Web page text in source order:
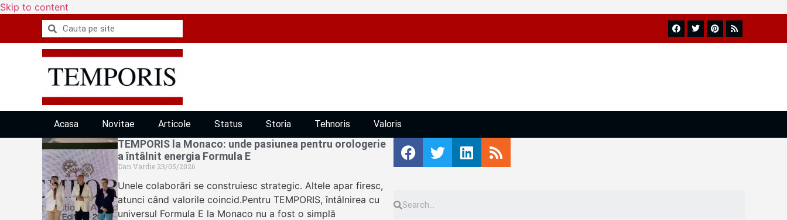
Skip to content
Acasa Novitae Articole Status Storia Tehnoris Valoris
TEMPORIS la Monaco: unde pasiunea pentru orologerie
a întâlnit energia Formula E
Dan Vardie 23/05/2026
Unele colaborări se construiesc strategic. Altele apar firesc,
atunci când valorile coincid.Pentru TEMPORIS, întâlnirea cu
universul Formula E la Monaco nu a fost o simplă